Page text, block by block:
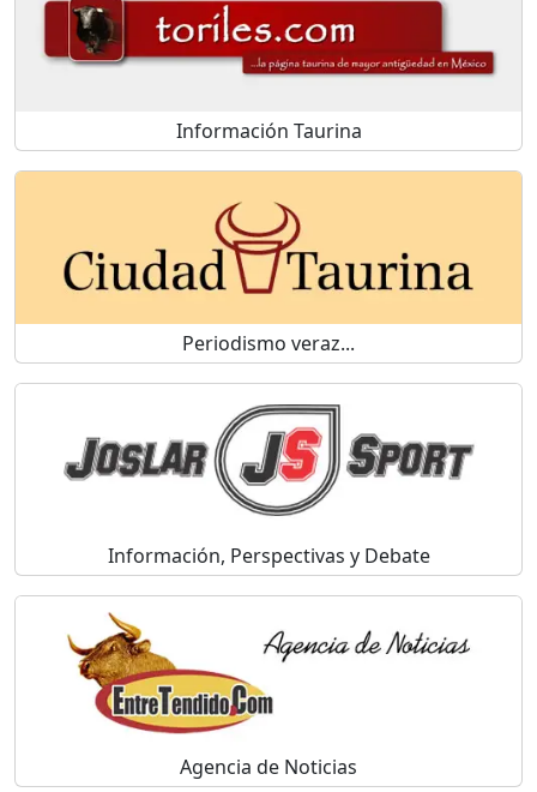
Información Taurina
Periodismo veraz...
Información, Perspectivas y Debate
Agencia de Noticias